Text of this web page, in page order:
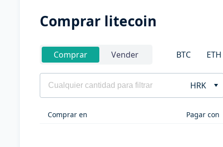
Comprar litecoin
Comprar Vender BTC ETH
HRK
Comprar en Pagar con